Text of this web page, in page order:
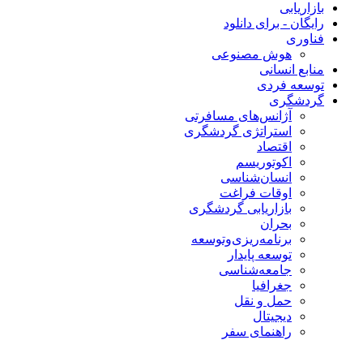
بازاریابی
رایگان - برای دانلود
فناوری
هوش مصنوعی
منابع انسانی
توسعه فردی
گردشگری
آژانس‌های مسافرتی
استراتژی گردشگری
اقتصاد
اکوتوریسم
انسان‌شناسی
اوقات فراغت
بازاریابی گردشگری
بحران
برنامه‌ریزی‌وتوسعه
توسعه پایدار
جامعه‌شناسی
جغرافیا
حمل و نقل
دیجیتال
راهنمای سفر